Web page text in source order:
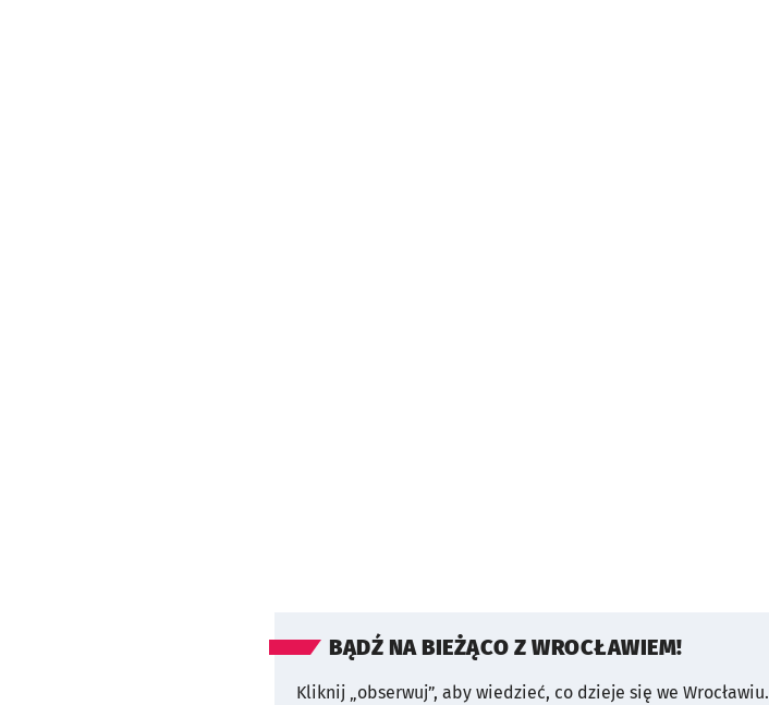
BĄDŹ NA BIEŻĄCO Z WROCŁAWIEM!
Kliknij „obserwuj”, aby wiedzieć, co dzieje się we Wrocławiu.